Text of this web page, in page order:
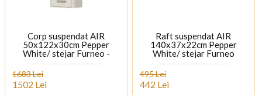
Corp suspendat AIR
50x122x30cm Pepper
White/ stejar Furneo -
sticla gri Parsol, manere
1683 Lei
1502 Lei
Raft suspendat AIR
140x37x22cm Pepper
White/ stejar Furneo
495 Lei
442 Lei